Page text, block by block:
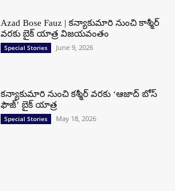
Azad Bose Fauz | కన్యాకుమారి నుంచి కాశ్మీర్
వరకు బైక్ యాత్ర విజయవంతం
Special Stories June 9, 2026
కన్యాకుమారి నుంచి కశ్మీర్ వరకు ‘ఆజాద్ బోస్
ఫౌజ్’ బైక్ యాత్ర
Special Stories May 18, 2026